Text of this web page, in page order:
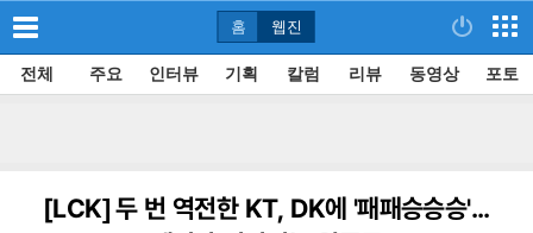
홈 웹진
전체 주요 인터뷰 기획 칼럼 리뷰 동영상 포토
[LCK]두 번 역전한 KT, DK에 '패패승승승'...